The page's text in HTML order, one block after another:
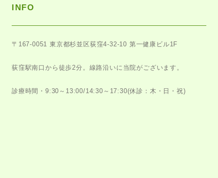
INFO
〒167-0051 東京都杉並区荻窪4-32-10 第一健康ビル1F
荻窪駅南口から徒歩2分。 線路沿いに当院がございます。
診療時間・9:30～13:00/14:30～17:30(休診：木・日・祝)